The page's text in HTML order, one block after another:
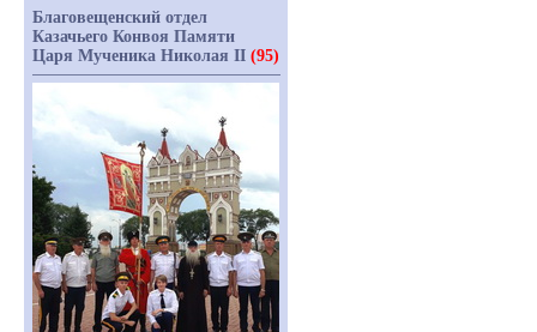
Благовещенский отдел
Казачьего Конвоя Памяти
Царя Мученика Николая II (95)